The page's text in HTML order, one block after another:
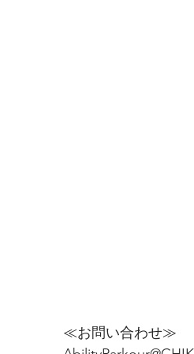
≪お問い合わせ≫